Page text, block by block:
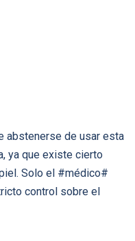
abstenerse de usar esta
ya que existe cierto
Solo el #médico#
control sobre el